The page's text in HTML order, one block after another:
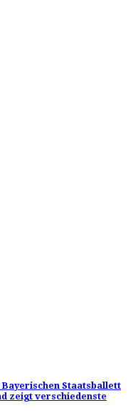
Staatsballett
zeigt verschiedenste